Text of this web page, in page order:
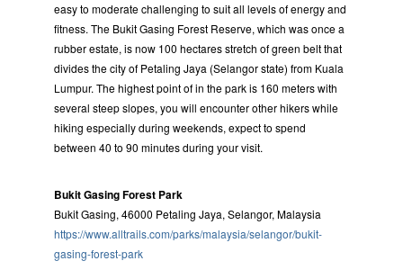
easy to moderate challenging to suit all levels of energy and
fitness. The Bukit Gasing Forest Reserve, which was once a
rubber estate, is now 100 hectares stretch of green belt that
divides the city of Petaling Jaya (Selangor state) from Kuala
Lumpur. The highest point of in the park is 160 meters with
several steep slopes, you will encounter other hikers while
hiking especially during weekends, expect to spend
between 40 to 90 minutes during your visit.
Bukit Gasing Forest Park
Bukit Gasing, 46000 Petaling Jaya, Selangor, Malaysia
https://www.alltrails.com/parks/malaysia/selangor/bukit-
gasing-forest-park